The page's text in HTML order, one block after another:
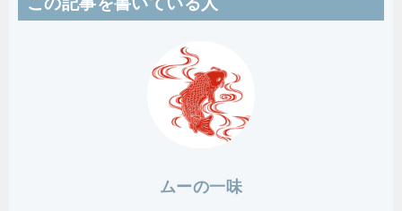
ムーの一味